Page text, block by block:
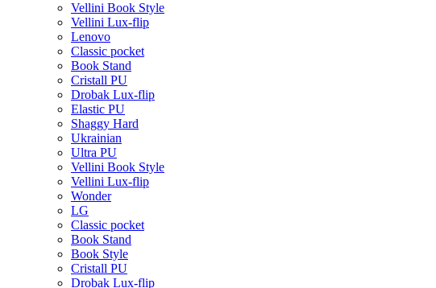
Vellini Book Style
Vellini Lux-flip
Lenovo
Classic pocket
Book Stand
Cristall PU
Drobak Lux-flip
Elastic PU
Shaggy Hard
Ukrainian
Ultra PU
Vellini Book Style
Vellini Lux-flip
Wonder
LG
Classic pocket
Book Stand
Book Style
Cristall PU
Drobak Lux-flip